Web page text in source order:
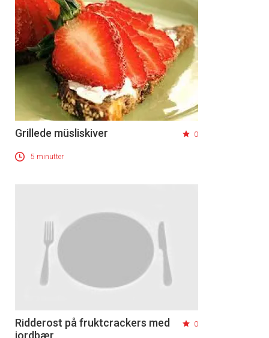
Grillede müsliskiver 0
5 minutter
Ridderost på fruktcrackers med
jordbær
0